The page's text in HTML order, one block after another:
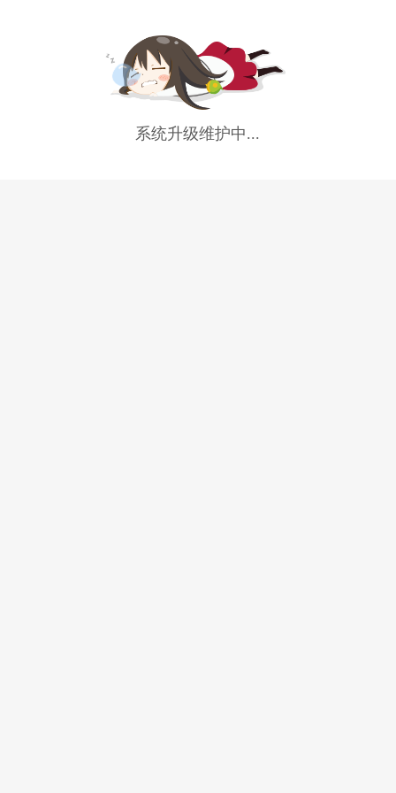
系统升级维护中...